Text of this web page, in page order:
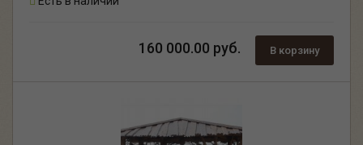
160 000.00 руб. В корзину